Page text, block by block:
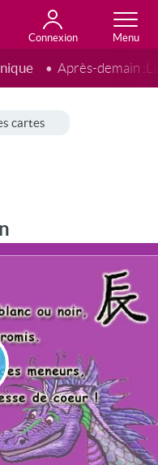
Connexion
Après-demain :
cartes